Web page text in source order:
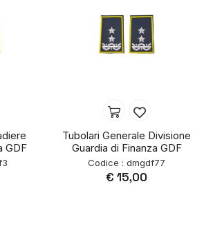
GDF
Tubolari Generale Divisione
Guardia di Finanza GDF
Codice : dmgdf77
€ 15,00